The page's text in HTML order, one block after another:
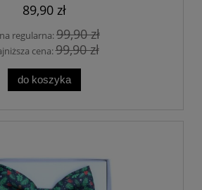
89,90 zł
regularna:99,90 zł
cena:99,90 zł
do koszyka